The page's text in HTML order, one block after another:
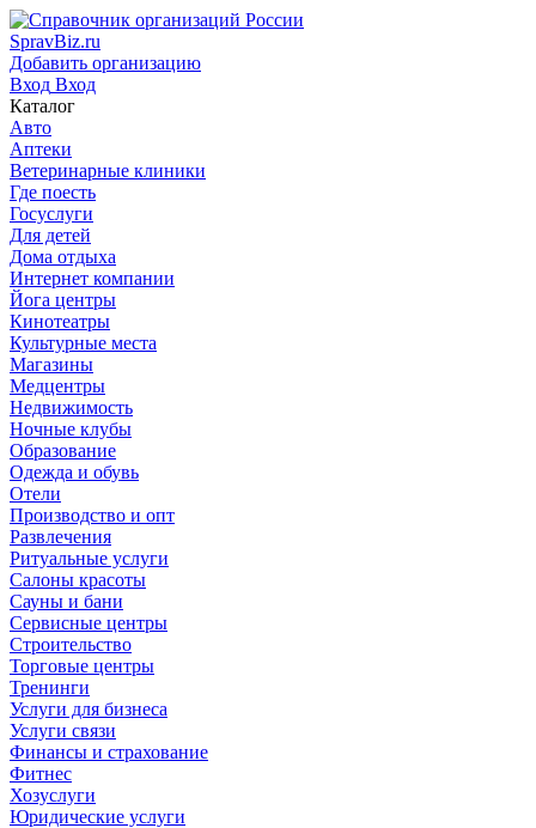
SpravBiz.ru
Добавить организацию
Вход Вход
Каталог
Авто
Аптеки
Ветеринарные клиники
Где поесть
Госуслуги
Для детей
Дома отдыха
Интернет компании
Йога центры
Кинотеатры
Культурные места
Магазины
Медцентры
Недвижимость
Ночные клубы
Образование
Одежда и обувь
Отели
Производство и опт
Развлечения
Ритуальные услуги
Салоны красоты
Сауны и бани
Сервисные центры
Строительство
Торговые центры
Тренинги
Услуги для бизнеса
Услуги связи
Финансы и страхование
Фитнес
Хозуслуги
Юридические услуги